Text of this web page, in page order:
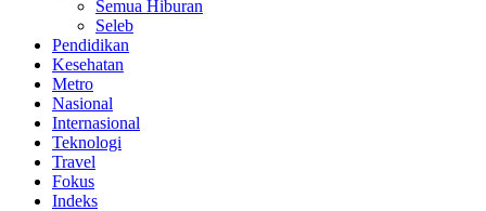
Semua Hiburan
Seleb
Pendidikan
Kesehatan
Metro
Nasional
Internasional
Teknologi
Travel
Fokus
Indeks